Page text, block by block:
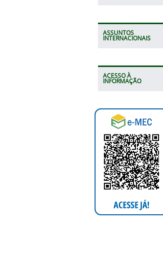
ASSUNTOS
INTERNACIONAIS
ACESSO À
INFORMAÇÃO